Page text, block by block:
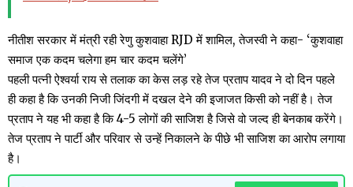
नीतीश सरकार में मंत्री रही रेणु कुशवाहा RJD में शामिल, तेजस्वी ने कहा- ‘कुशवाहा
समाज एक कदम चलेगा हम चार कदम चलेंगे’
पहली पत्नी ऐश्वर्या राय से तलाक का केस लड़ रहे तेज प्रताप यादव ने दो दिन पहले
ही कहा है कि उनकी निजी जिंदगी में दखल देने की इजाजत किसी को नहीं है। तेज
प्रताप ने यह भी कहा है कि 4-5 लोगों की साजिश है जिसे वो जल्द ही बेनकाब करेंगे।
तेज प्रताप ने पार्टी और परिवार से उन्हें निकालने के पीछे भी साजिश का आरोप लगाया
है।